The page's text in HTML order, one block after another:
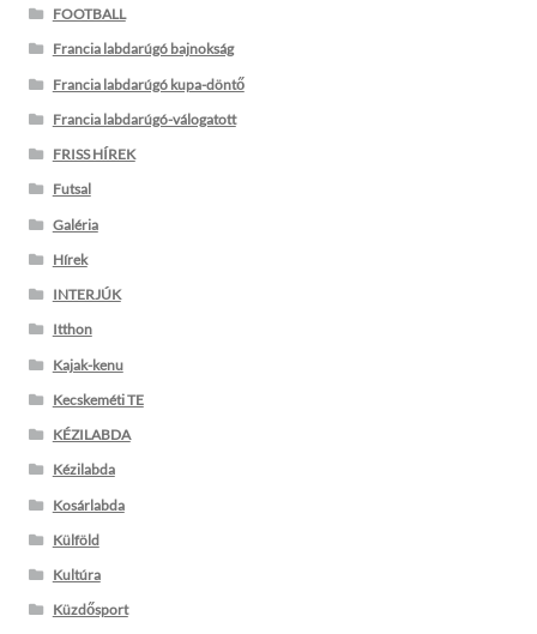
FOOTBALL
Francia labdarúgó bajnokság
Francia labdarúgó kupa-döntő
Francia labdarúgó-válogatott
FRISS HÍREK
Futsal
Galéria
Hírek
INTERJÚK
Itthon
Kajak-kenu
Kecskeméti TE
KÉZILABDA
Kézilabda
Kosárlabda
Külföld
Kultúra
Küzdősport